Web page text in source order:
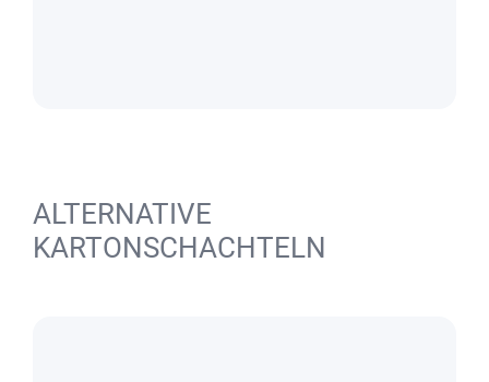
ALTERNATIVE
KARTONSCHACHTELN